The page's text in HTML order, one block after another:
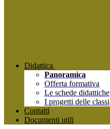
Didattica
Panoramica
Offerta formativa
Le schede didattiche
I progetti delle classi
Contatti
Documenti utili